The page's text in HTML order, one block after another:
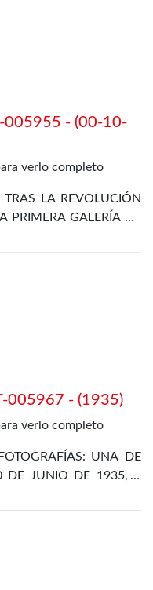
005955 - (00-10-
verlo completo
LA REVOLUCIÓN
PRIMERA GALERÍA DE
ENRIQUE DE
PETREL Y JOSÉ
005967 - (1935)
verlo completo
UNA DE
DE JUNIO DE 1935, Y
31 DE DICIEMBRE DE